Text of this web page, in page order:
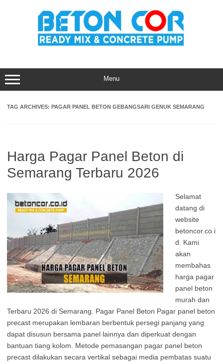
Menu
TAG ARCHIVES: PAGAR PANEL BETON GEBANGSARI GENUK SEMARANG
Harga Pagar Panel Beton di
Semarang Terbaru 2026
Selamat
datang di
website
betoncor.co.i
d. Kami
akan
membahas
harga pagar
panel beton
murah dan
Terbaru 2026 di Semarang. Pagar Panel Beton Pagar panel beton
precast merupakan lembaran berbentuk persegi panjang yang
dapat disusun bersama panel lainnya dan diperkuat dengan
bantuan tiang kolom. Metode pemasangan pagar panel beton
precast dilakukan secara vertikal sebagai media pembatas suatu